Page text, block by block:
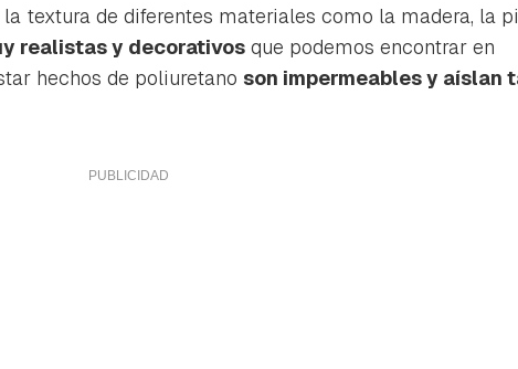
textura de diferentes materiales como la madera, la
realistas y decorativos que podemos encontrar en
hechos de poliuretano son impermeables y aíslan